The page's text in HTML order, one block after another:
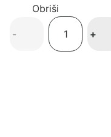
Obriši
Jollein
- +